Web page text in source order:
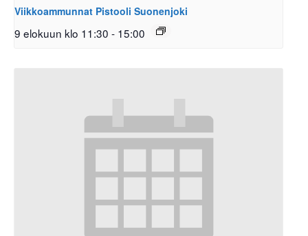
Viikkoammunnat Pistooli Suonenjoki
9 elokuun klo 11:30 - 15:00